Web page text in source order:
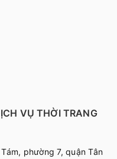
VỤ THỜI TRANG
phường 7, quận Tân